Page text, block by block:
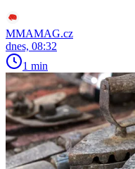
MMAMAG.cz
dnes, 08:32
1 min